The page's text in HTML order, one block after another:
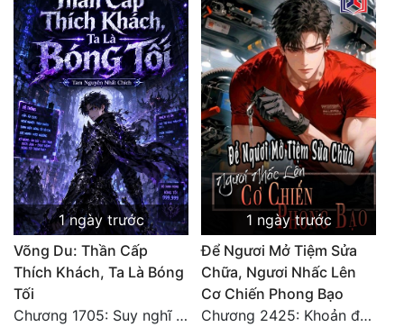
Tu Chân
Tu Tiên
Tội Phạm
Vô Địch
Võ Hiệp
Võng Du
Xuyên Không
Xuyên Nhanh
Xuyên Sách
1 ngày trước
Võng Du: Thần Cấp
Thích Khách, Ta Là Bóng
Tối
Chương 1705: Suy nghĩ sinh tồn của Vô Danh Tuyết!
1 ngày trước
Để Ngươi Mở Tiệm Sửa
Chữa, Ngươi Nhấc Lên
Cơ Chiến Phong Bạo
Chương 2425: Khoản đầu tư của Tượng Chủ!! Nỗi nghi hoặc của Tô Bạch!